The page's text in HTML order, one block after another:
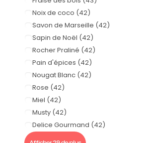
Noix de coco (42)
Savon de Marseille (42)
Sapin de Noël (42)
Rocher Praliné (42)
Pain d'épices (42)
Nougat Blanc (42)
Rose (42)
Miel (42)
Musty (42)
Delice Gourmand (42)